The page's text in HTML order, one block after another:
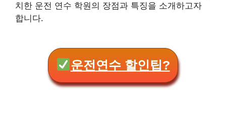
치한 운전 연수 학원의 장점과 특징을 소개하고자
합니다.
운전연수 할인팁?